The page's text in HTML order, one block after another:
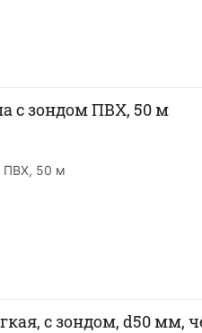
с зондом ПВХ, 50 м
ПВХ, 50 м
с зондом, d50 мм,